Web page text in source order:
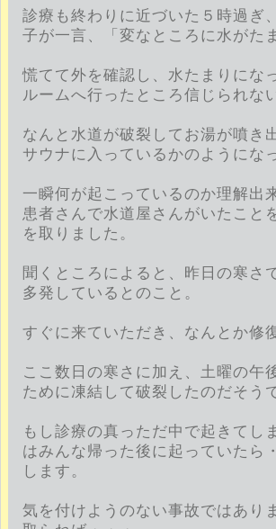
診療も終わりに近づいた５時過ぎ
子が一言、「変なところに水がた
慌てて外を確認し、水たまりにな
ルームへ行ったところ信じられな
なんと水道が破裂してお湯が噴き
サウナに入っているかのようにな
一瞬何が起こっているのか理解出
患者さんで水道屋さんがいたこと
を取りました。
聞くところによると、昨日の寒さ
多発しているとのこと。
すぐに来ていただき、なんとか修
ここ数日の寒さに加え、土曜の午
ために凍結して破裂したのだそう
もし診療の真っただ中で起きてし
はみんな帰った後に起っていたら
します。
気を付けようのない事故ではあり